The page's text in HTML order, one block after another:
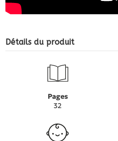
Détails du produit
Pages
32